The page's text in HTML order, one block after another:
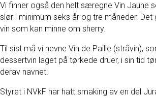
Vi finner også den helt særegne Vin Jaune
slør i minimum seks år og tre måneder. Det
vin som kan minne om sherry.
Til sist må vi nevne Vin de Paille (stråvin),
dessertvin laget på tørkede druer, i sin tid
derav navnet.
Styret i NVkF har hatt smaking av en del